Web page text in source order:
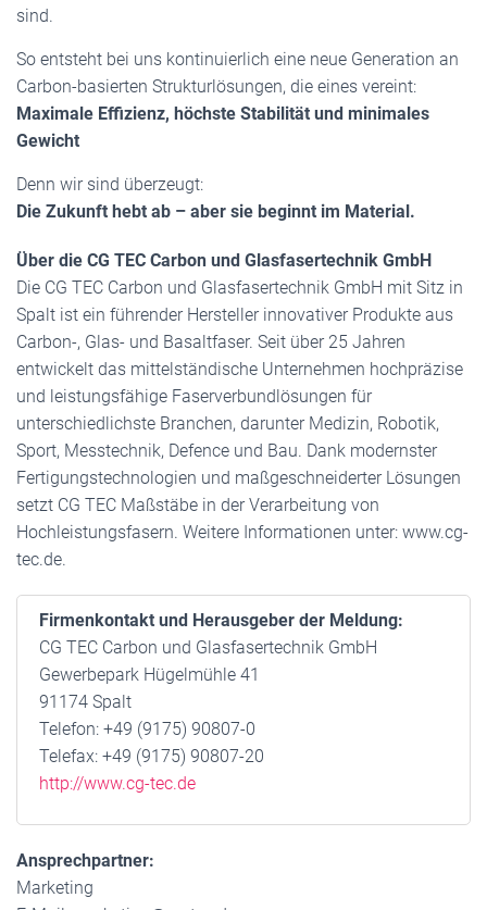
sind.
So entsteht bei uns kontinuierlich eine neue Generation an
Carbon-basierten Strukturlösungen, die eines vereint:
Maximale Effizienz, höchste Stabilität und minimales
Gewicht
Denn wir sind überzeugt:
Die Zukunft hebt ab – aber sie beginnt im Material.
Über die CG TEC Carbon und Glasfasertechnik GmbH
Die CG TEC Carbon und Glasfasertechnik GmbH mit Sitz in
Spalt ist ein führender Hersteller innovativer Produkte aus
Carbon-, Glas- und Basaltfaser. Seit über 25 Jahren
entwickelt das mittelständische Unternehmen hochpräzise
und leistungsfähige Faserverbundlösungen für
unterschiedlichste Branchen, darunter Medizin, Robotik,
Sport, Messtechnik, Defence und Bau. Dank modernster
Fertigungstechnologien und maßgeschneiderter Lösungen
setzt CG TEC Maßstäbe in der Verarbeitung von
Hochleistungsfasern. Weitere Informationen unter: www.cg-
tec.de.
Firmenkontakt und Herausgeber der Meldung:
CG TEC Carbon und Glasfasertechnik GmbH
Gewerbepark Hügelmühle 41
91174 Spalt
Telefon: +49 (9175) 90807-0
Telefax: +49 (9175) 90807-20
http://www.cg-tec.de
Ansprechpartner:
Marketing